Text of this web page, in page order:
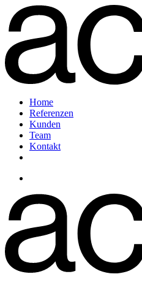
Home
Referenzen
Kunden
Team
Kontakt